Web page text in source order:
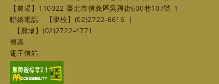
【農場】110022 臺北市信義區吳興街600巷107號-1
聯絡電話
【學校】(02)2722-6616
|
【農場】(02)2722-4771
傳真
電子信箱